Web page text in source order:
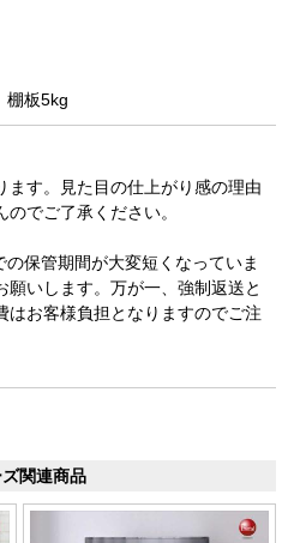
棚板5kg
す。見た目の仕上がり感の理由
でご了承ください。
保管期間が大変短くなっていま
いします。万が一、強制返送と
はお客様負担となりますのでご注
関連商品